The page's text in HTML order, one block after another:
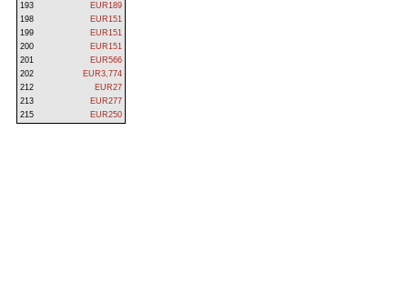
193
EUR189
198
EUR151
199
EUR151
200
EUR151
201
EUR566
202
EUR3,774
212
EUR27
213
EUR277
215
EUR250